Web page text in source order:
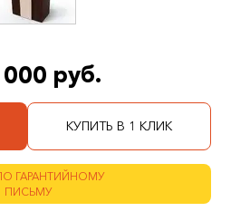
руб.
КУПИТЬ В 1 КЛИК
ГАРАНТИЙНОМУ
ПИСЬМУ